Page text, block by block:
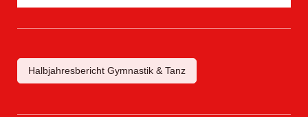
Halbjahresbericht Gymnastik & Tanz